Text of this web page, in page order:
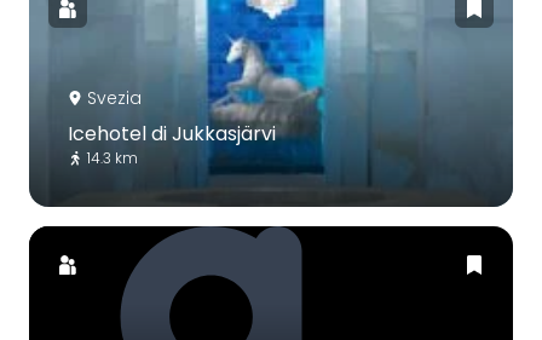
Svezia
Icehotel di Jukkasjärvi
14.3 km